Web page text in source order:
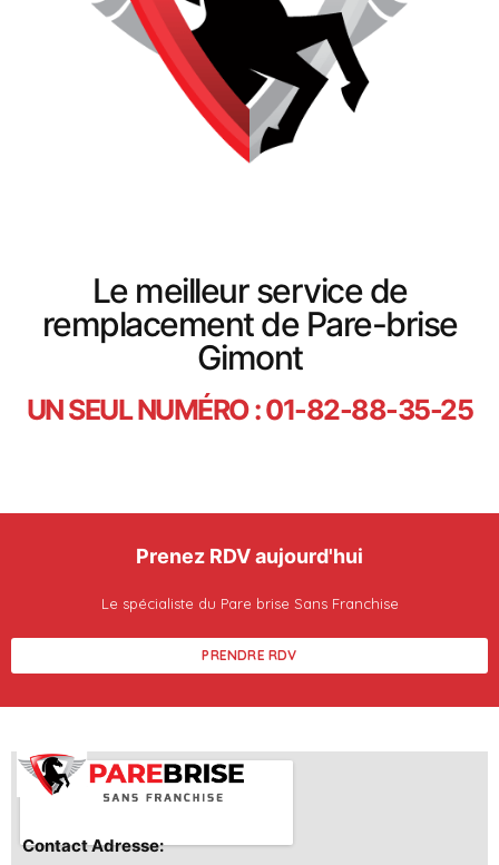
Le meilleur service de
remplacement de Pare-brise
Gimont
UN SEUL NUMÉRO : 01-82-88-35-25
Prenez RDV aujourd'hui
Le spécialiste du Pare brise Sans Franchise
PRENDRE RDV
Contact Adresse: